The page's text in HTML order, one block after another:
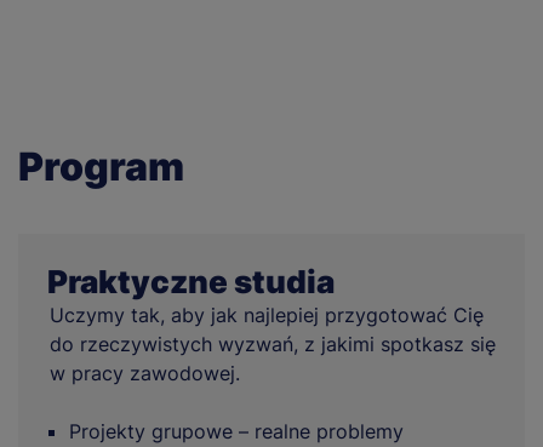
Program
Praktyczne studia
Uczymy tak, aby jak najlepiej przygotować Cię
do rzeczywistych wyzwań, z jakimi spotkasz się
w pracy zawodowej.
Projekty grupowe – realne problemy